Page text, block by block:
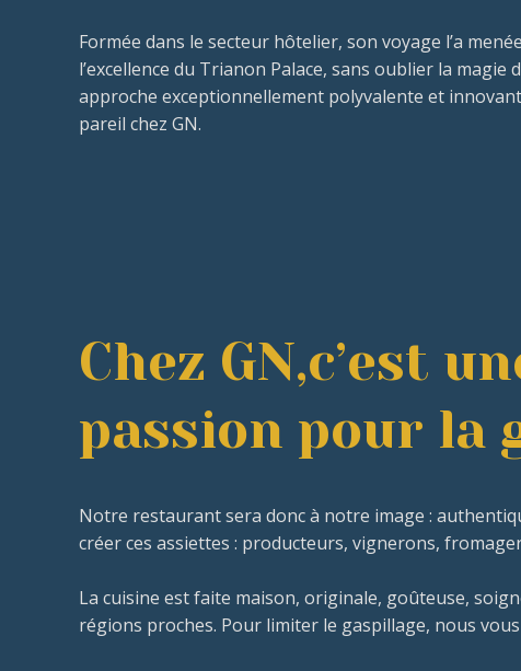
Formée dans le secteur hôtelier, son voyage l’a
l’excellence du Trianon Palace, sans oublier la
approche exceptionnellement polyvalente et
pareil chez GN.
Chez GN,c’est
passion pour la
Notre restaurant sera donc à notre image :
créer ces assiettes : producteurs, vignerons,
La cuisine est faite maison, originale, goûteuse,
régions proches. Pour limiter le gaspillage, nous